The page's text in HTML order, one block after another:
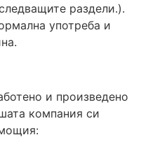
раздели.).
употреба и
и произведено
компания си